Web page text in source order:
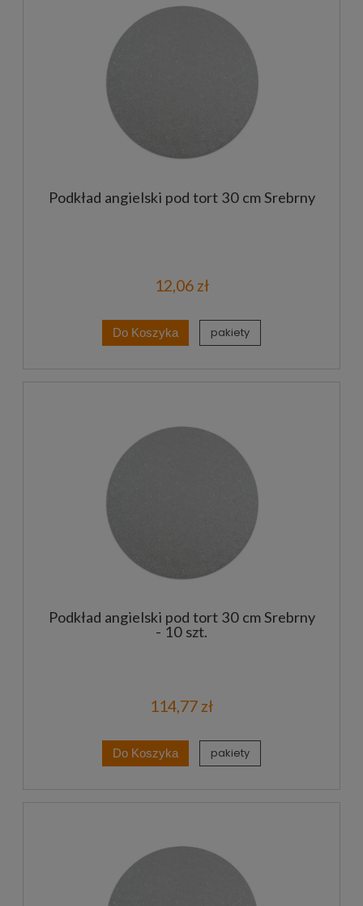
Podkład angielski pod tort 30 cm Srebrny
12,06 zł
Do Koszyka pakiety
Podkład angielski pod tort 30 cm Srebrny
- 10 szt.
114,77 zł
Do Koszyka pakiety